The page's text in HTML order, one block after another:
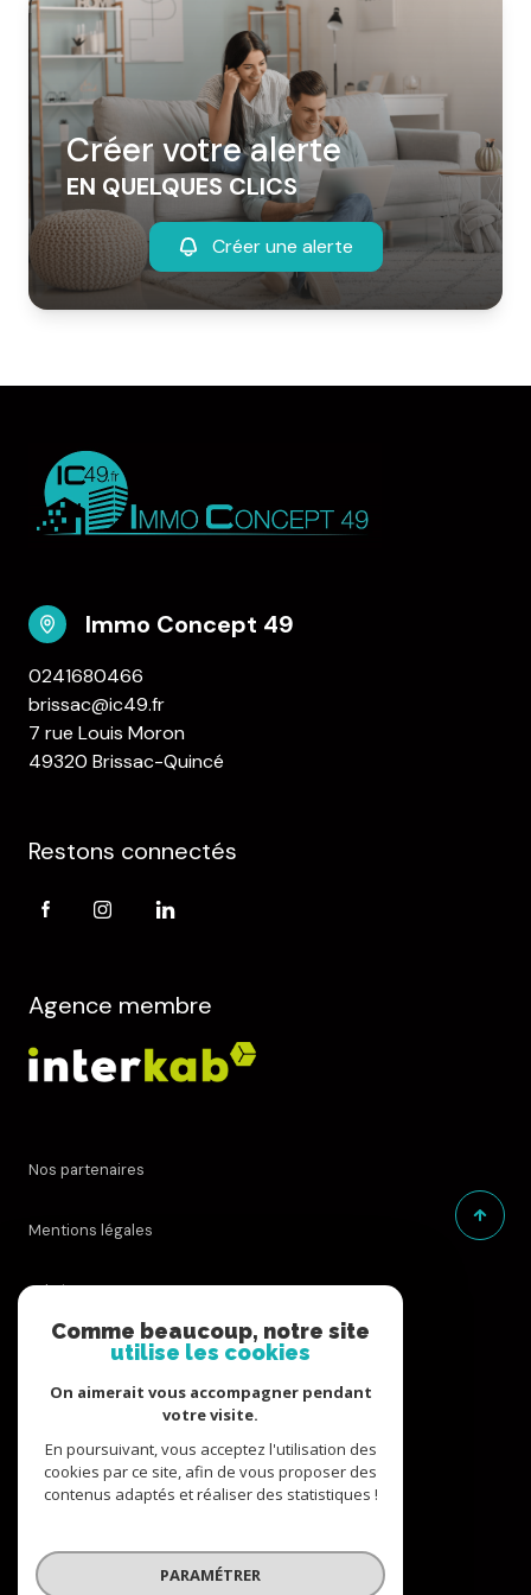
Créer votre alerte
EN QUELQUES CLICS
Créer une alerte
Immo Concept 49
0241680466
brissac@ic49.fr
7 rue Louis Moron
49320 Brissac-Quincé
Restons connectés
Agence membre
Nos partenaires
Mentions légales
Admin
Nos honoraires
Cookies
© 2026 | Tous droits réservés
Comme beaucoup, notre site
utilise les cookies
On aimerait vous accompagner pendant
votre visite.
En poursuivant, vous acceptez l'utilisation des
cookies par ce site, afin de vous proposer des
contenus adaptés et réaliser des statistiques !
PARAMÉTRER